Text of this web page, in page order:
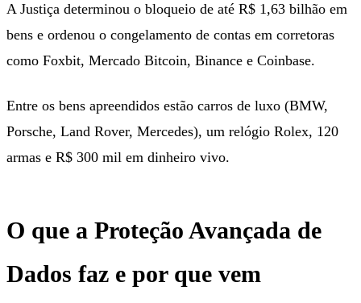
A Justiça determinou o bloqueio de até R$ 1,63 bilhão em
bens e ordenou o congelamento de contas em corretoras
como Foxbit, Mercado Bitcoin, Binance e Coinbase.
Entre os bens apreendidos estão carros de luxo (BMW,
Porsche, Land Rover, Mercedes), um relógio Rolex, 120
armas e R$ 300 mil em dinheiro vivo.
O que a Proteção Avançada de
Dados faz e por que vem